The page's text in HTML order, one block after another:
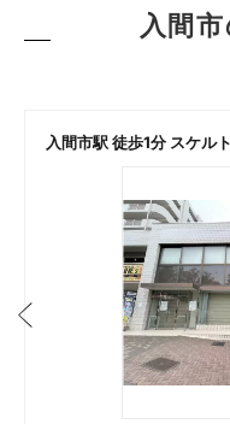
入間
入間市駅 徒歩1分 スケル